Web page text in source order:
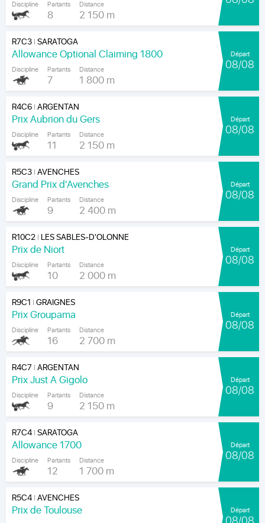
Discipline Partants
8
Distance
2 150 m
R7C3|SARATOGA
Allowance Optional Claiming 1800
Discipline Partants
7
Distance
1 800 m
Départ
08/08
R4C6|ARGENTAN
Prix Aubrion du Gers
Discipline Partants
11
Distance
2 150 m
Départ
08/08
R5C3|AVENCHES
Grand Prix d'Avenches
Discipline Partants
9
Distance
2 400 m
Départ
08/08
R10C2| LES SABLES-D'OLONNE
Prix de Niort
Discipline Partants
10
Distance
2 000 m
Départ
08/08
R9C1 |GRAIGNES
Prix Groupama
Discipline Partants
16
Distance
2 700 m
Départ
08/08
R4C7 |ARGENTAN
Prix Just A Gigolo
Discipline Partants
9
Distance
2 150 m
Départ
08/08
R7C4|SARATOGA
Allowance 1700
Discipline Partants
12
Distance
1 700 m
Départ
08/08
R5C4|AVENCHES
Prix de Toulouse Départ